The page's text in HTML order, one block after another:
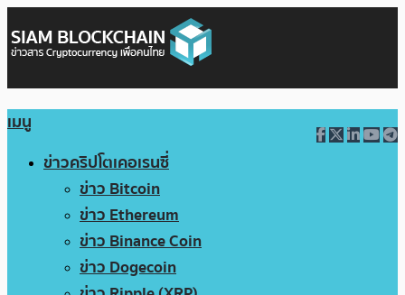
เมนู
ข่าวคริปโตเคอเรนซี่
ข่าว Bitcoin
ข่าว Ethereum
ข่าว Binance Coin
ข่าว Dogecoin